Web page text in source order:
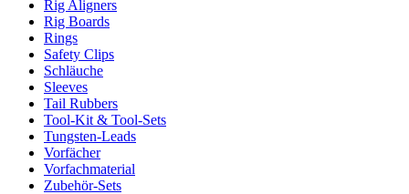
Rig Aligners
Rig Boards
Rings
Safety Clips
Schläuche
Sleeves
Tail Rubbers
Tool-Kit & Tool-Sets
Tungsten-Leads
Vorfächer
Vorfachmaterial
Zubehör-Sets